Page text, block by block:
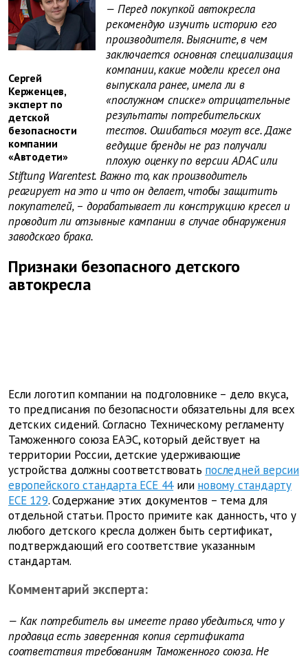
Сергей
Керженцев,
эксперт по
детской
безопасности
компании
«Автодети»
— Перед покупкой автокресла
рекомендую изучить историю его
производителя. Выясните, в чем
заключается основная специализация
компании, какие модели кресел она
выпускала ранее, имела ли в
«послужном списке» отрицательные
результаты потребительских
тестов. Ошибаться могут все. Даже
ведущие бренды не раз получали
плохую оценку по версии ADAC или
Stiftung Warentest. Важно то, как производитель
реагирует на это и что он делает, чтобы защитить
покупателей, – дорабатывает ли конструкцию кресел и
проводит ли отзывные кампании в случае обнаружения
заводского брака.
Признаки безопасного детского
автокресла
Если логотип компании на подголовнике – дело вкуса,
то предписания по безопасности обязательны для всех
детских сидений. Согласно Техническому регламенту
Таможенного союза ЕАЭС, который действует на
территории России, детские удерживающие
устройства должны соответствовать последней версии
европейского стандарта ECE 44или новому стандарту
ECE 129. Содержание этих документов – тема для
отдельной статьи. Просто примите как данность, что у
любого детского кресла должен быть сертификат,
подтверждающий его соответствие указанным
стандартам.
Комментарий эксперта:
— Как потребитель вы имеете право убедиться, что у
продавца есть заверенная копия сертификата
соответствия требованиям Таможенного союза. Не